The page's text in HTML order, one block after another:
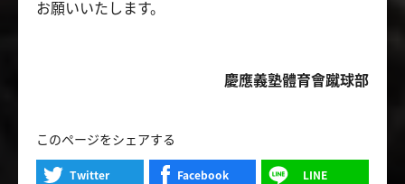
お願いいたします。
慶應義塾體育會蹴球部
このページをシェアする
Twitter Facebook LINE